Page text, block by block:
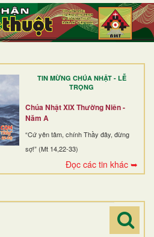
TIN MỪNG CHÚA NHẬT - LỄ
TRỌNG
Chúa Nhật XIX Thường Niên -
Năm A
“Cứ yên tâm, chính Thầy đây, đừng
sợ!” (Mt 14,22-33)
Đọc các tin khác ➥